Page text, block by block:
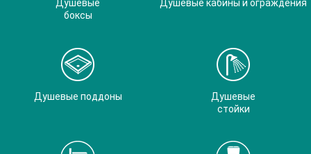
Душевые
боксы
Душевые кабины и ограждения
Душевые поддоны
Душевые
стойки